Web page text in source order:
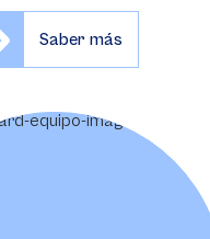
Saber más